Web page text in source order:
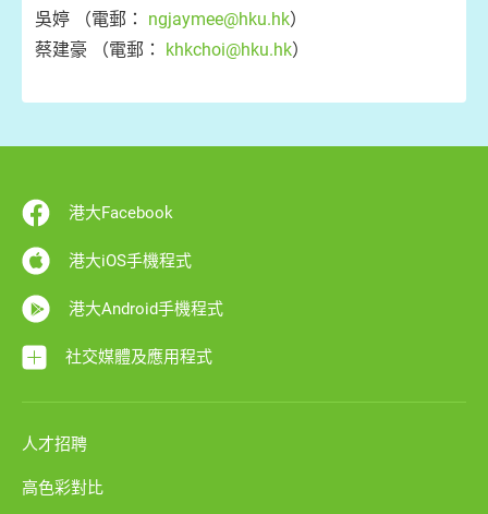
吳婷 （電郵： ngjaymee@hku.hk）
蔡建豪 （電郵： khkchoi@hku.hk）
港大Facebook
港大iOS手機程式
港大Android手機程式
社交媒體及應用程式
人才招聘
高色彩對比